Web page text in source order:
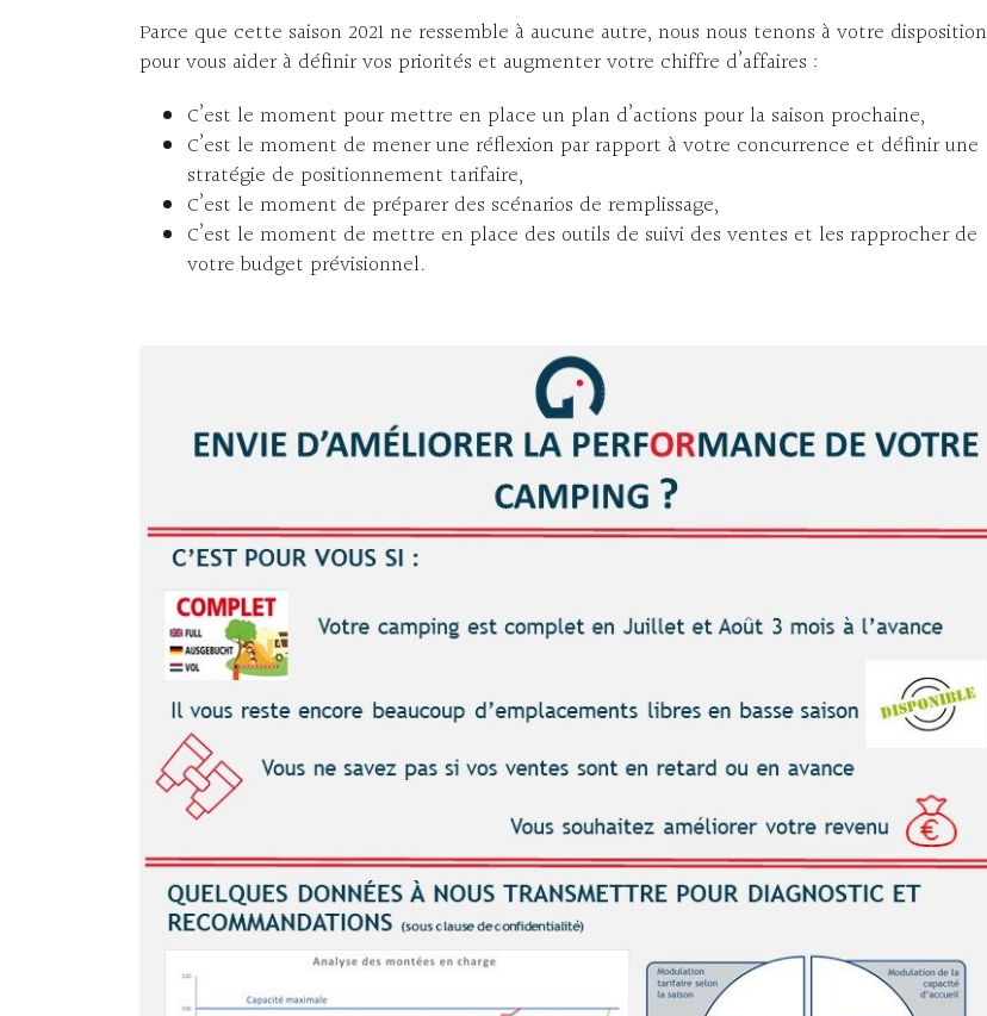
Parce que cette saison 2021 ne ressemble à aucune autre, nous nous tenons à votre disposition
pour vous aider à définir vos priorités et augmenter votre chiffre d’affaires :
C’est le moment pour mettre en place un plan d’actions pour la saison prochaine,
C’est le moment de mener une réflexion par rapport à votre concurrence et définir une
stratégie de positionnement tarifaire,
C’est le moment de préparer des scénarios de remplissage,
C’est le moment de mettre en place des outils de suivi des ventes et les rapprocher de
votre budget prévisionnel.